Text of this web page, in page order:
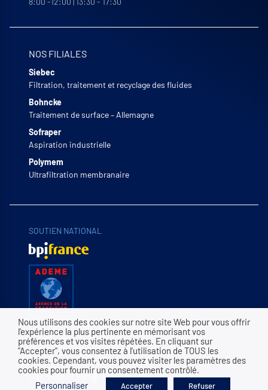
NOS FILIALES
Siebec
Filtration, traitement et recyclage des fluides
Bohncke
Traitement de surface – Allemagne
Sofraper
Aspiration industrielle
Polymem
Ultrafiltration membranaire
SOUTIEN NATIONAL
Site internet par
Nous utilisons des cookies sur notre site Web pour vous offrir
l'expérience la plus pertinente en mémorisant vos
préférences et vos visites répétées. En cliquant sur
"Accepter", vous consentez à l'utilisation de TOUS les
cookies. Cependant, vous pouvez visiter les paramètres des
cookies pour fournir un consentement contrôlé.
Personnaliser
Accepter Refuser